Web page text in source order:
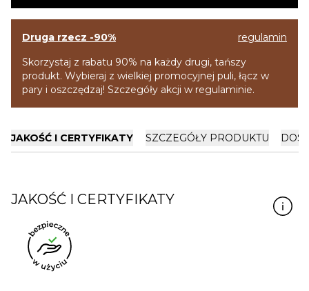
Druga rzecz -90%
regulamin
Skorzystaj z rabatu 90% na każdy drugi, tańszy
produkt. Wybieraj z wielkiej promocyjnej puli, łącz w
pary i oszczędzaj! Szczegóły akcji w regulaminie.
JAKOŚĆ I CERTYFIKATY SZCZEGÓŁY PRODUKTU
JAKOŚĆ I CERTYFIKATY